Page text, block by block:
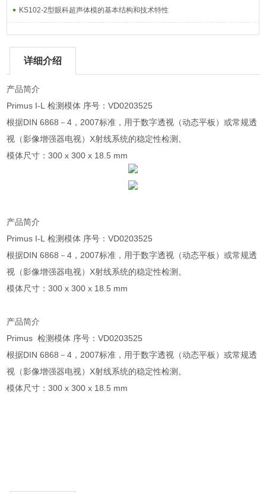
KS102-2型眼科超声体模的基本结构和技术特性
详细介绍
产品简介
Primus I-L 检测模体 序号：VD0203525
根据DIN 6868－4，2007标准，用于数字透视（动态平板）或常规透
视（影像增强器电视）X射线系统的稳定性检测。
模体尺寸：300 x 300 x 18.5 mm
产品简介
Primus I-L 检测模体 序号：VD0203525
根据DIN 6868－4，2007标准，用于数字透视（动态平板）或常规透
视（影像增强器电视）X射线系统的稳定性检测。
模体尺寸：300 x 300 x 18.5 mm
产品简介
Primus 检测模体 序号：VD0203525
根据DIN 6868－4，2007标准，用于数字透视（动态平板）或常规透
视（影像增强器电视）X射线系统的稳定性检测。
模体尺寸：300 x 300 x 18.5 mm